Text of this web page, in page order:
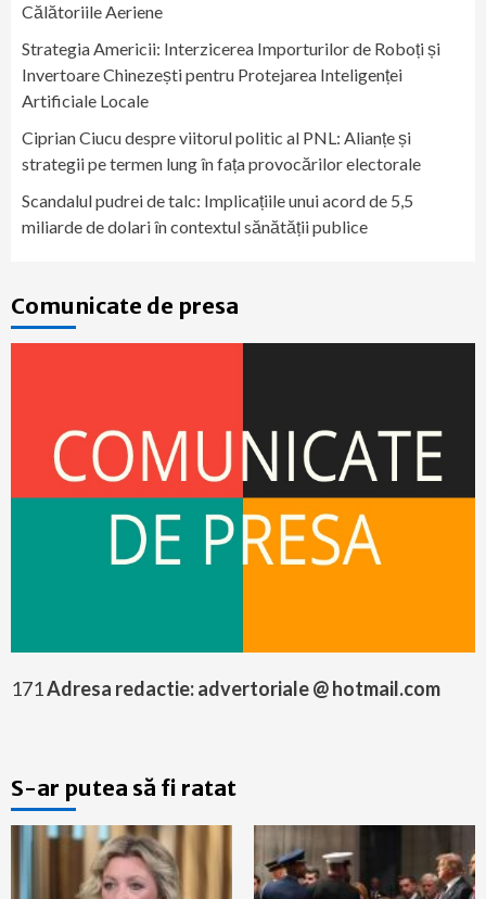
Călătoriile Aeriene
Strategia Americii: Interzicerea Importurilor de Roboți și
Invertoare Chinezești pentru Protejarea Inteligenței
Artificiale Locale
Ciprian Ciucu despre viitorul politic al PNL: Alianțe și
strategii pe termen lung în fața provocărilor electorale
Scandalul pudrei de talc: Implicațiile unui acord de 5,5
miliarde de dolari în contextul sănătății publice
Comunicate de presa
171Adresa redactie: advertoriale @ hotmail.com
S-ar putea să fi ratat